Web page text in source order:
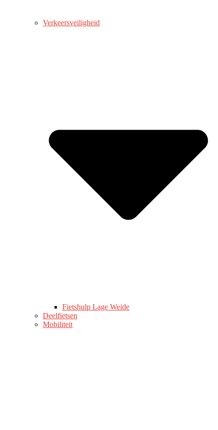
Verkeersveiligheid
Fietshulp Lage Weide
Deelfietsen
Mobiliteit